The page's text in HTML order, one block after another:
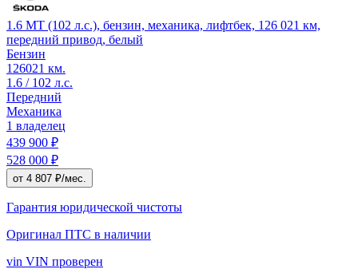
1.6 MT (102 л.с.), бензин, механика, лифтбек, 126 021 км,
передний привод, белый
Бензин
126021 км.
1.6 / 102 л.с.
Передний
Механика
1 владелец
439 900 ₽
528 000 ₽
от 4 807 ₽/мес.
Гарантия юридической чистоты
Оригинал ПТС в наличии
vin VIN проверен